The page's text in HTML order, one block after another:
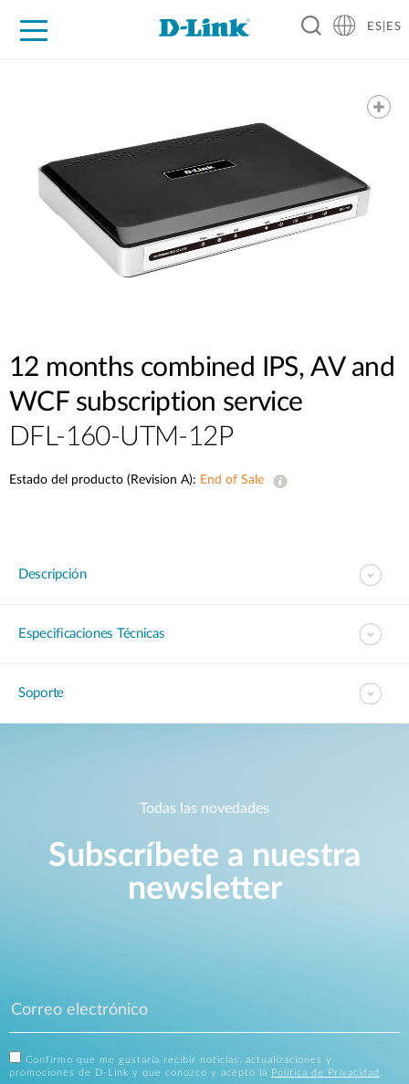
ES|ES
12 months combined IPS, AV and
WCF subscription service
DFL-160-UTM-12P
Estado del producto (Revision A): End of Sale
Descripción
Especificaciones Técnicas
Soporte
Todas las novedades
Subscríbete a nuestra
newsletter
Confirmo que me gustaría recibir noticias, actualizaciones y
promociones de D-Link y que conozco y acepto la
Política de Privacidad .